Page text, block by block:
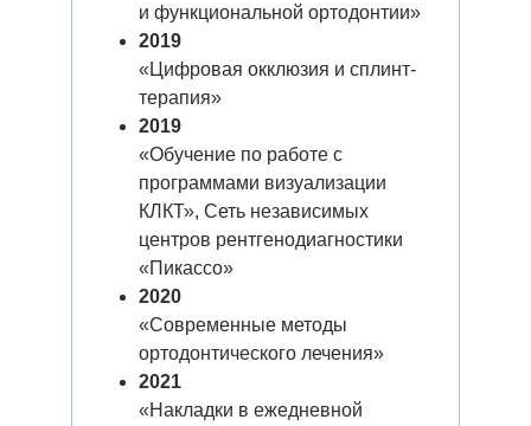
и функциональной ортодонтии»
2019
«Цифровая окклюзия и сплинт-
терапия»
2019
«Обучение по работе с
программами визуализации
КЛКТ», Сеть независимых
центров рентгенодиагностики
«Пикассо»
2020
«Современные методы
ортодонтического лечения»
2021
«Накладки в ежедневной